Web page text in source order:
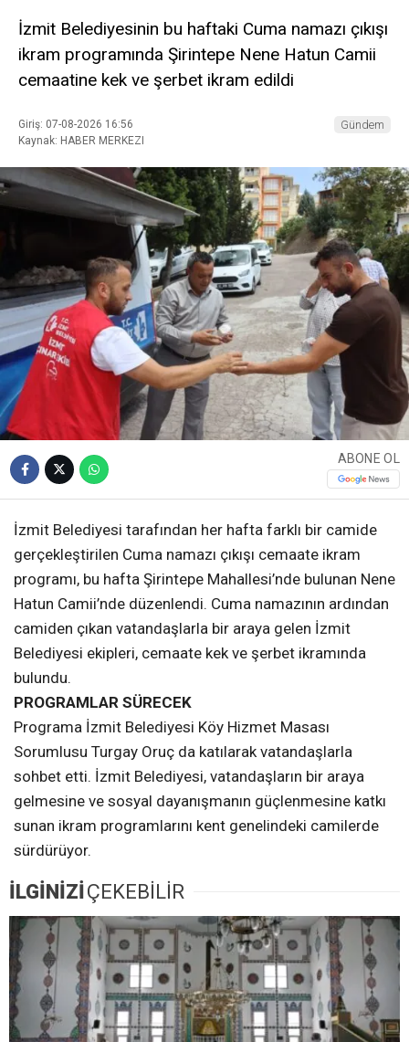
İzmit Belediyesinin bu haftaki Cuma namazı çıkışı
ikram programında Şirintepe Nene Hatun Camii
cemaatine kek ve şerbet ikram edildi
Giriş: 07-08-2026 16:56
Kaynak: HABER MERKEZI
Gündem
ABONE OL
İzmit Belediyesi tarafından her hafta farklı bir camide
gerçekleştirilen Cuma namazı çıkışı cemaate ikram
programı, bu hafta Şirintepe Mahallesi’nde bulunan Nene
Hatun Camii’nde düzenlendi. Cuma namazının ardından
camiden çıkan vatandaşlarla bir araya gelen İzmit
Belediyesi ekipleri, cemaate kek ve şerbet ikramında
bulundu.
PROGRAMLAR SÜRECEK
Programa İzmit Belediyesi Köy Hizmet Masası
Sorumlusu Turgay Oruç da katılarak vatandaşlarla
sohbet etti. İzmit Belediyesi, vatandaşların bir araya
gelmesine ve sosyal dayanışmanın güçlenmesine katkı
sunan ikram programlarını kent genelindeki camilerde
sürdürüyor.
İLGİNİZİÇEKEBİLİR